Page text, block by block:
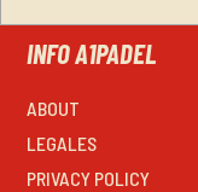
INFO A1PADEL
ABOUT
LEGALES
PRIVACY POLICY